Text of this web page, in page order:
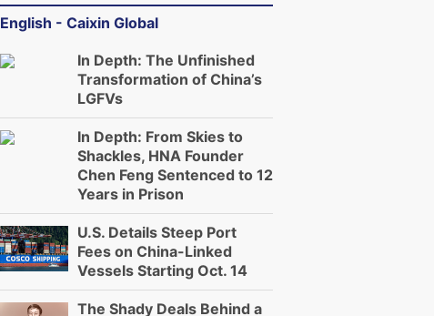
English - Caixin Global
In Depth: The Unfinished
Transformation of China’s
LGFVs
In Depth: From Skies to
Shackles, HNA Founder
Chen Feng Sentenced to 12
Years in Prison
U.S. Details Steep Port
Fees on China-Linked
Vessels Starting Oct. 14
The Shady Deals Behind a